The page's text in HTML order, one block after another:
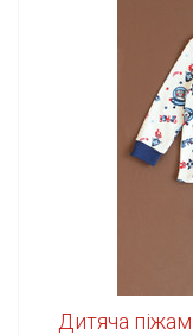
Дитяча